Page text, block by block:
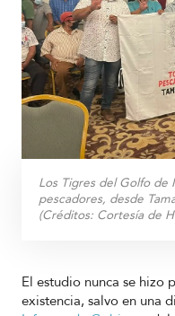
Los Tigres del Golfo
pescadores, desde
(Créditos: Cortesía de
El estudio nunca se hizo
existencia, salvo en una